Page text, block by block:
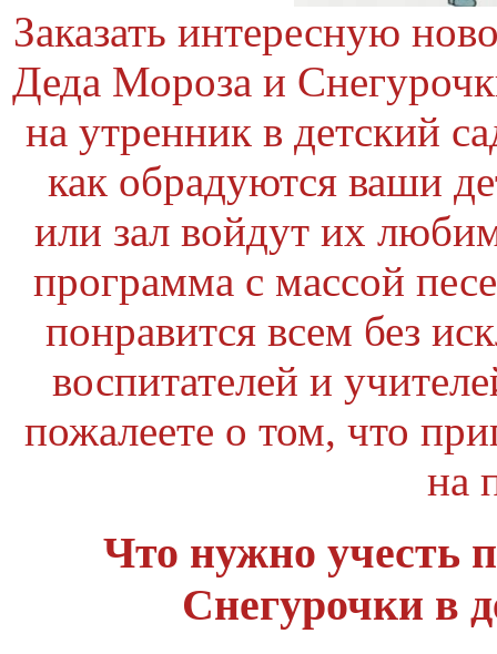
Заказать интересную
Деда Мороза и
на утренник в детский
как обрадуются ваши
или зал войдут их
программа с массой
понравится всем без
воспитателей и
пожалеете о том, что
на
Что нужно учесть
Снегурочки в